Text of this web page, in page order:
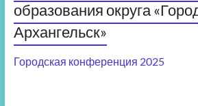
образования округа
Архангельск»
Городская конференция 2025